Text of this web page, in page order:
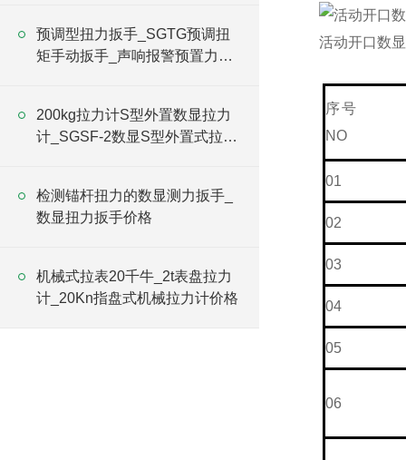
预调型扭力扳手_SGTG预调扭
矩手动扳手_声响报警预置力矩
​200kg拉力计S型外置数显拉力
计_SGSF-2数显S型外置式拉力
检测锚杆扭力的数显测力扳手_
数显扭力扳手价格
机械式拉表20千牛_2t表盘拉力
计_20Kn指盘式机械拉力计价格
活动开口数
序
NO
01
02
03
04
05
06